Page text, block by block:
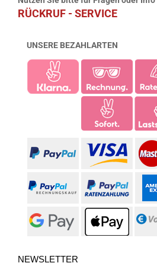
RÜCKRUF - SERVICE
UNSERE BEZAHLARTEN
NEWSLETTER